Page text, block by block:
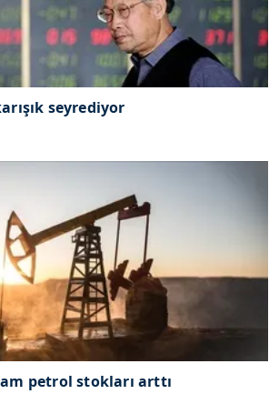
seyrediyor
petrol stokları arttı